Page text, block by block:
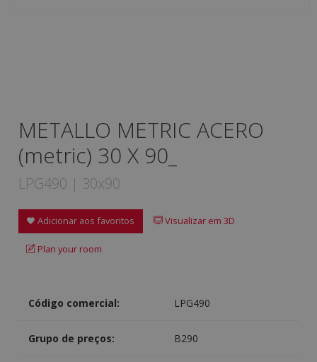
METALLO METRIC ACERO
(metric) 30 X 90_
LPG490 | 30x90
Adicionar aos favoritos Visualizar em 3D
Plan your room
Código comercial: LPG490
Grupo de preços: B290